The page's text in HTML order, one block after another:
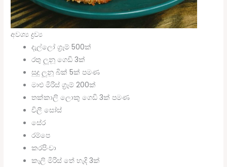
අවශ්‍ය ද්‍රව්‍ය
දැල්ලෝ ග්‍රෑම් 500ක්
රතු ලූනූ ගෙඩි 3ක්
සුදු ලූනූ බික් 5ක් පමණ
මාළු මිරිස් ග්‍රෑම් 200ක්
තක්කාලි ලොකු ගෙඩි 3ක් පමණ
චිලී සෝස්
සේර
රම්පෙ
කරපිංචා
කෑලි මිරිස් තේ හැදි 3ක්